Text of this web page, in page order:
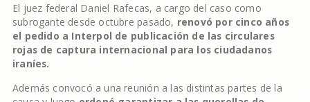
El juez federal Daniel Rafecas, a cargo del caso como
subrogante desde octubre pasado, renovó por cinco años
el pedido a Interpol de publicación de las circulares
rojas de captura internacional para los ciudadanos
iraníes.
Además convocó a una reunión a las distintas partes de la